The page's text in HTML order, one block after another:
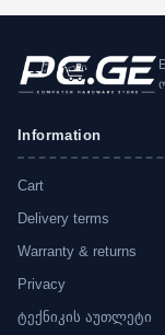
Information
Cart
Delivery terms
Warranty & returns
Privacy
ტექნიკის აუთლეტი